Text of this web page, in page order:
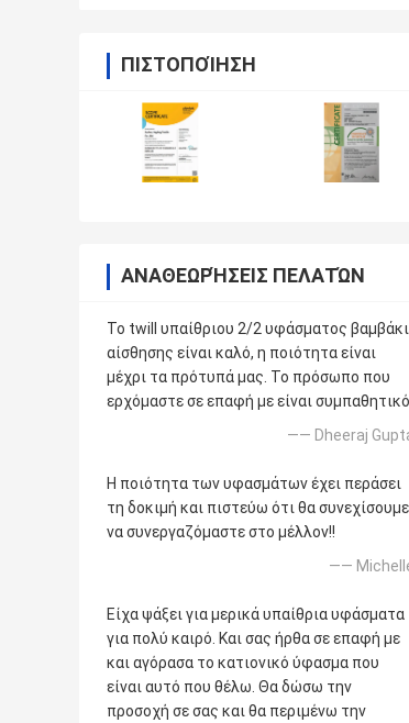
ΠΙΣΤΟΠΟΊΗΣΗ
ΑΝΑΘΕΩΡΉΣΕΙΣ ΠΕΛΑΤΏΝ
Το twill υπαίθριου 2/2 υφάσματος
αίσθησης είναι καλό, η ποιότητα είναι
μέχρι τα πρότυπά μας. Το πρόσωπο που
ερχόμαστε σε επαφή με είναι
—— Dheeraj
Η ποιότητα των υφασμάτων έχει περάσει
τη δοκιμή και πιστεύω ότι θα συνεχίσουμε
να συνεργαζόμαστε στο μέλλον!!
——
Είχα ψάξει για μερικά υπαίθρια υφάσματα
για πολύ καιρό. Και σας ήρθα σε επαφή με
και αγόρασα το κατιονικό ύφασμα που
είναι αυτό που θέλω. Θα δώσω την
προσοχή σε σας και θα περιμένω την